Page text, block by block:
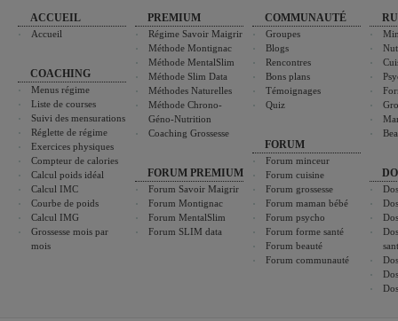
ACCUEIL
Accueil
COACHING
Menus régime
Liste de courses
Suivi des mensurations
Réglette de régime
Exercices physiques
Compteur de calories
Calcul poids idéal
Calcul IMC
Courbe de poids
Calcul IMG
Grossesse mois par
mois
PREMIUM
Régime Savoir Maigrir
Méthode Montignac
Méthode MentalSlim
Méthode Slim Data
Méthodes Naturelles
Méthode Chrono-
Géno-Nutrition
Coaching Grossesse
FORUM PREMIUM
Forum Savoir Maigrir
Forum Montignac
Forum MentalSlim
Forum SLIM data
COMMUNAUTÉ
Groupes
Blogs
Rencontres
Bons plans
Témoignages
Quiz
FORUM
Forum minceur
Forum cuisine
Forum grossesse
Forum maman bébé
Forum psycho
Forum forme santé
Forum beauté
Forum communauté